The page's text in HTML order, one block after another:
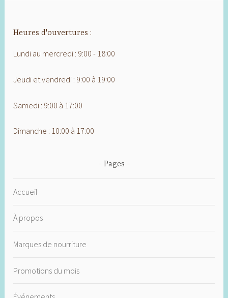
Heures d'ouvertures :
Lundi au mercredi : 9:00 - 18:00
Jeudi et vendredi : 9:00 à 19:00
Samedi : 9:00 à 17:00
Dimanche : 10:00 à 17:00
Pages
Accueil
À propos
Marques de nourriture
Promotions du mois